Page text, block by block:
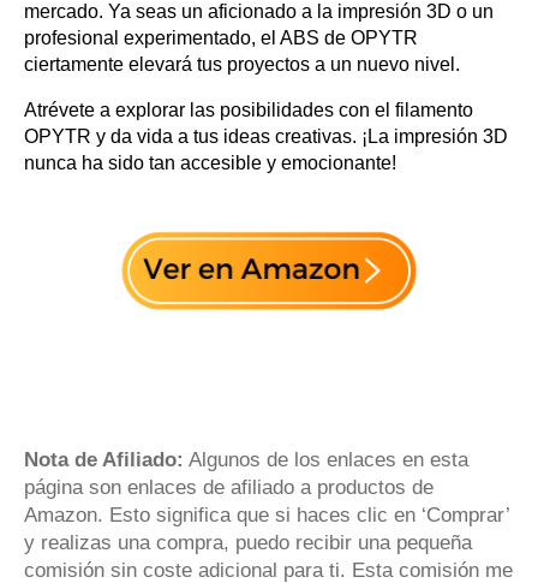
mercado. Ya seas un aficionado a la impresión 3D o un
profesional experimentado, el ABS de OPYTR
ciertamente elevará tus proyectos a un nuevo nivel.
Atrévete a explorar las posibilidades con el filamento
OPYTR y da vida a tus ideas creativas. ¡La impresión 3D
nunca ha sido tan accesible y emocionante!
Nota de Afiliado: Algunos de los enlaces en esta
página son enlaces de afiliado a productos de
Amazon. Esto significa que si haces clic en ‘Comprar’
y realizas una compra, puedo recibir una pequeña
comisión sin coste adicional para ti. Esta comisión me